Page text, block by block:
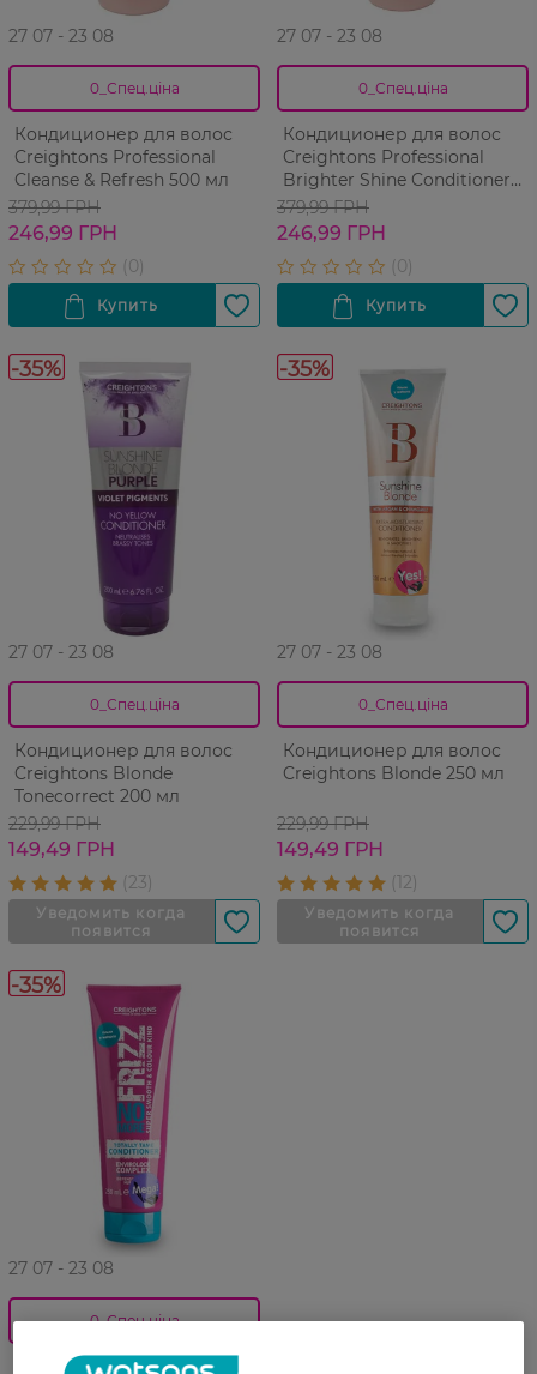
27 07 - 23 08
0_Спец.ціна
Кондиционер для волос
Creightons Professional
Cleanse & Refresh 500 мл
379,99 ГРН
246,99 ГРН
27 07 - 23 08
0_Спец.ціна
Кондиционер для волос
Creightons Professional
Brighter Shine Conditioner
500 мл
379,99 ГРН
246,99 ГРН
-35%
27 07 - 23 08
0_Спец.ціна
Кондиционер для волос
Creightons Blonde
Tonecorrect 200 мл
229,99 ГРН
149,49 ГРН
-35%
27 07 - 23 08
0_Спец.ціна
Кондиционер для волос
Creightons Blonde 250 мл
229,99 ГРН
149,49 ГРН
-35%
27 07 - 23 08
0_Спец.ціна
Кондиционер для волос